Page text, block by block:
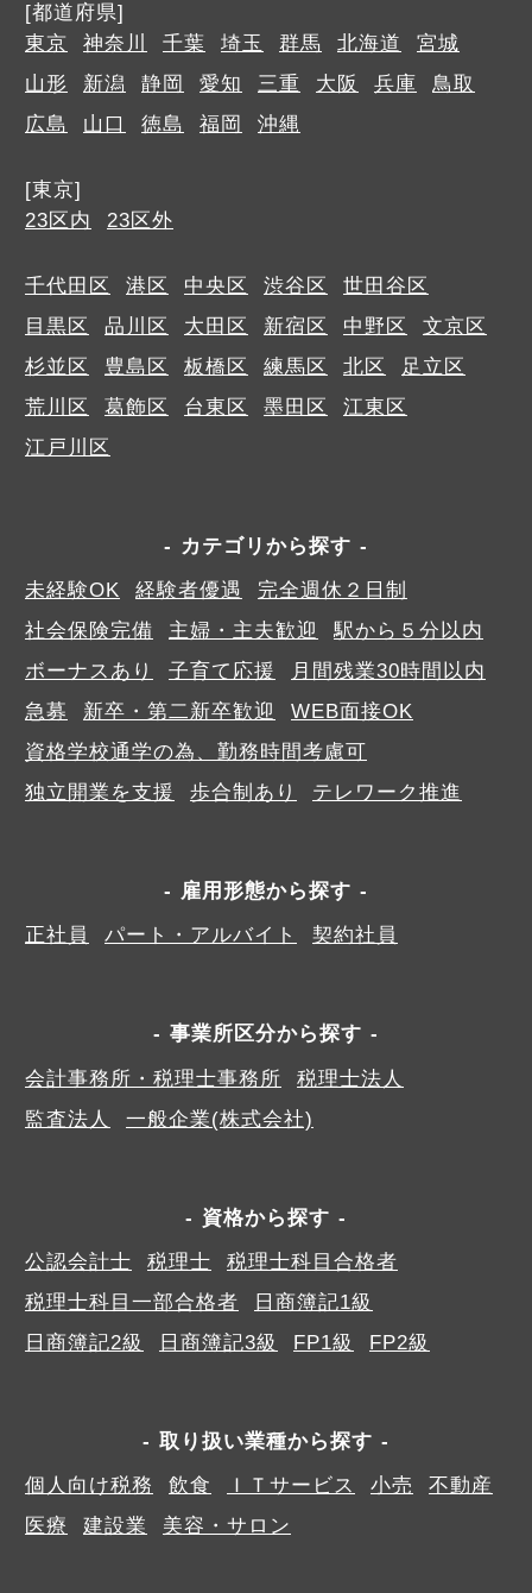
[都道府県]
東京
神奈川 千葉 埼玉 群馬 北海道
宮城
山形
新潟 静岡 愛知 三重 大阪 兵庫
鳥取
広島
山口 徳島 福岡 沖縄
[東京]
23区内
23区外
千代田区 港区 中央区 渋谷区
世田谷区
目黒区
品川区 大田区 新宿区 中野区
文京区
杉並区
豊島区 板橋区 練馬区 北区
足立区
荒川区
葛飾区 台東区 墨田区
江東区
江戸川区
カテゴリから探す
未経験OK
経験者優遇
完全週休２日制
社会保険完備
主婦・主夫歓迎
駅から５分以内
ボーナスあり
子育て応援
月間残業30時間以内
急募
新卒・第二新卒歓迎
WEB面接OK
資格学校通学の為、勤務時間考慮可
独立開業を支援
歩合制あり テレワーク推進
雇用形態から探す
正社員
パート・アルバイト 契約社員
事業所区分から探す
会計事務所・税理士事務所
税理士法人
監査法人
一般企業(株式会社)
資格から探す
公認会計士
税理士
税理士科目合格者
税理士科目一部合格者
日商簿記1級
日商簿記2級
日商簿記3級 FP1級 FP2級
取り扱い業種から探す
個人向け税務
飲食 ＩＴサービス 小売
不動産
医療
建設業 美容・サロン